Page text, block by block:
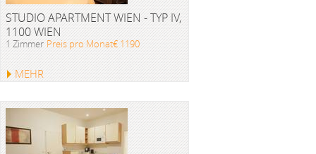
STUDIO APARTMENT WIEN - TYP IV,
1100 WIEN
1 Zimmer Preis pro Monat€ 1190
MEHR